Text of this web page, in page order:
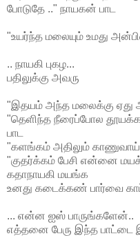
போடுதே .." நாயகன் பாட
"உயர்ந்த மலையும் உமது
.. நாயகி புகழ...
பதிலுக்கு அவரு
"இதயம் அந்த மலைக்கு ஏது
"தெளிந்த நீரைப்போல
பாட
"களங்கம் அதிலும்
"குதர்க்கம் பேசி என்னை
கதாநாயகி மயங்க
உனது கடைக்கண் பார்வை
... என்ன ஐஸ் பாருங்களேன்..
எத்தனை பேரு இந்த பாட்டை